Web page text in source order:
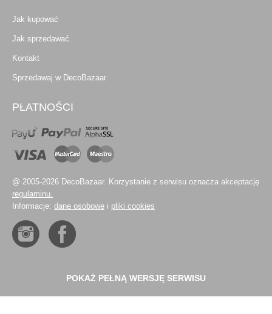
Jak kupować
Jak sprzedawać
Kontakt
Sprzedawaj w DecoBazaar
PŁATNOŚCI
@ 2005-2026 DecoBazaar. Korzystanie z serwisu oznacza akceptację
regulaminu.
Informacje: dane osobowe i pliki cookies
POKAŻ PEŁNĄ WERSJĘ SERWISU